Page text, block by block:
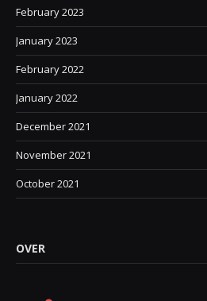
February 2023
January 2023
February 2022
January 2022
December 2021
November 2021
October 2021
OVER